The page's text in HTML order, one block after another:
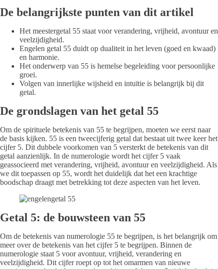
De belangrijkste punten van dit artikel
Het meestergetal 55 staat voor verandering, vrijheid, avontuur en
veelzijdigheid.
Engelen getal 55 duidt op dualiteit in het leven (goed en kwaad)
en harmonie.
Het onderwerp van 55 is hemelse begeleiding voor persoonlijke
groei.
Volgen van innerlijke wijsheid en intuïtie is belangrijk bij dit
getal.
De grondslagen van het getal 55
Om de spirituele betekenis van 55 te begrijpen, moeten we eerst naar
de basis kijken. 55 is een tweecijferig getal dat bestaat uit twee keer het
cijfer 5. Dit dubbele voorkomen van 5 versterkt de betekenis van dit
getal aanzienlijk. In de numerologie wordt het cijfer 5 vaak
geassocieerd met verandering, vrijheid, avontuur en veelzijdigheid. Als
we dit toepassen op 55, wordt het duidelijk dat het een krachtige
boodschap draagt met betrekking tot deze aspecten van het leven.
Getal 5: de bouwsteen van 55
Om de betekenis van numerologie 55 te begrijpen, is het belangrijk om
meer over de betekenis van het cijfer 5 te begrijpen. Binnen de
numerologie staat 5 voor avontuur, vrijheid, verandering en
veelzijdigheid. Dit cijfer roept op tot het omarmen van nieuwe